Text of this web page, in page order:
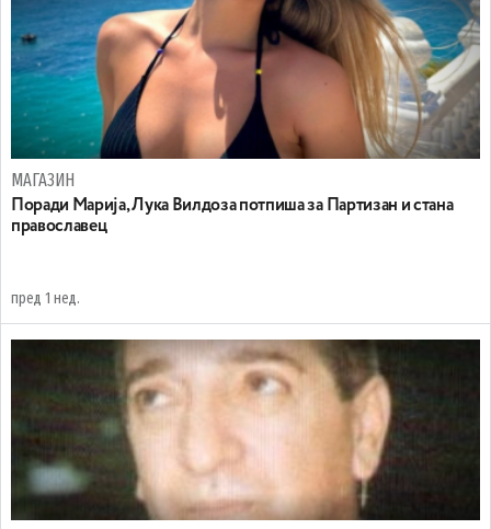
МАГАЗИН
Поради Марија, Лука Вилдоза потпиша за Партизан и стана
православец
пред 1 нед.